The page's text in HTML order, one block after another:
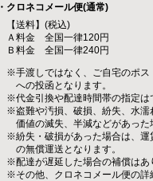
・クロネコメール便(通常)
【送料】(税込)
Ａ料金 全国一律120円
Ｂ料金 全国一律240円
※手渡しではなく、ご自宅のポス
への投函となります。
※代金引換や配達時間帯の指定は
※盗難や汚損、破損、紛失、水濡
価値の滅失、半減などがあった
※紛失・破損があった場合は、運
の無償運送となります。
※配達が遅延した場合の補償はあ
※その他、クロネコメール便の詳